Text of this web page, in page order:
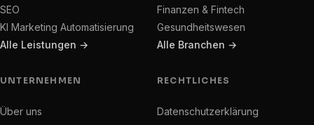
SEO
KI Marketing Automatisierung
Alle Leistungen →
Finanzen & Fintech
Gesundheitswesen
Alle Branchen →
UNTERNEHMEN
Über uns
RECHTLICHES
Datenschutzerklärung